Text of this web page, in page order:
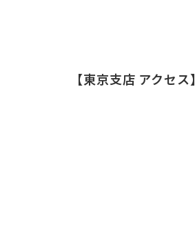
【東京支店 アクセス】